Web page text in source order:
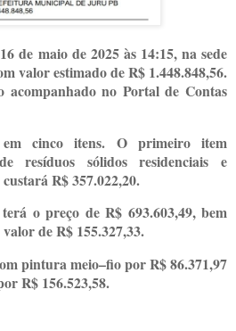
de maio de 2025 às 14:15, na sede
valor estimado de R$ 1.448.848,56.
acompanhado no Portal de Contas
cinco itens. O primeiro item
resíduos sólidos residenciais e
R$ 357.022,20.
o preço de R$ 693.603,49, bem
de R$ 155.327,33.
pintura meio–fio por R$ 86.371,97
R$ 156.523,58.